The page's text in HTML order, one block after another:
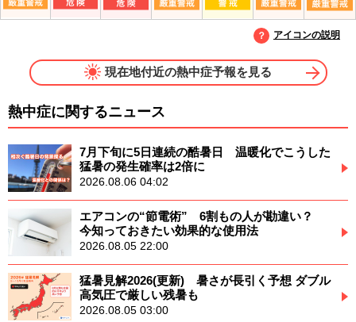
アイコンの説明
現在地付近の熱中症予報を見る
熱中症に関するニュース
7月下旬に5日連続の酷暑日 温暖化でこうした
猛暑の発生確率は2倍に
2026.08.06 04:02
エアコンの“節電術” 6割もの人が勘違い？
今知っておきたい効果的な使用法
2026.08.05 22:00
猛暑見解2026(更新) 暑さが長引く予想 ダブル
高気圧で厳しい残暑も
2026.08.05 03:00